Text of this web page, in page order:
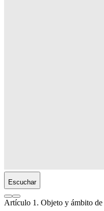
Escuchar
Artículo 1 . Objeto y ámbito